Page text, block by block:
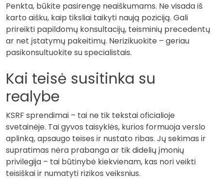
Penkta, būkite pasirengę neaiškumams. Ne visada iš
karto aišku, kaip tiksliai taikyti naują poziciją. Gali
prireikti papildomų konsultacijų, teisminių precedentų
ar net įstatymų pakeitimų. Nerizikuokite – geriau
pasikonsultuokite su specialistais.
Kai teisė susitinka su
realybe
KSRF sprendimai – tai ne tik tekstai oficialioje
svetainėje. Tai gyvos taisyklės, kurios formuoja verslo
aplinką, apsaugo teises ir nustato ribas. Jų sekimas ir
supratimas nėra prabanga ar tik didelių įmonių
privilegija – tai būtinybė kiekvienam, kas nori veikti
teisiškai ir numatyti rizikos veiksnius.